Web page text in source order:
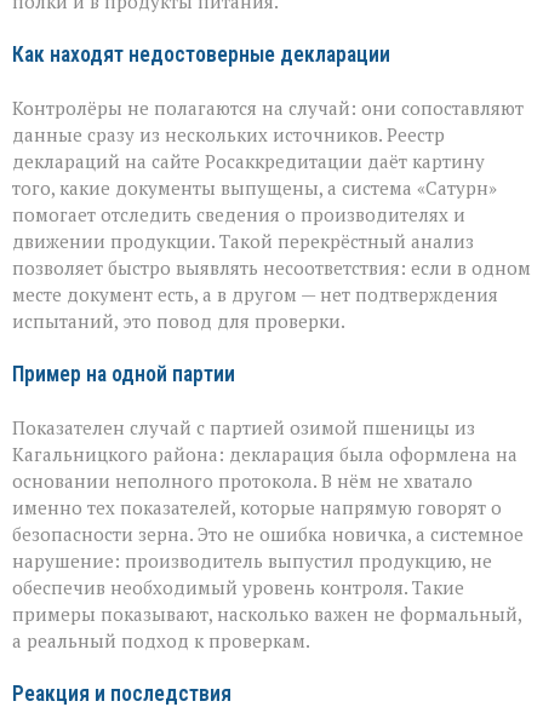
Как находят недостоверные декларации
Контролёры не полагаются на случай: они сопоставляют
данные сразу из нескольких источников. Реестр
деклараций на сайте Росаккредитации даёт картину
того, какие документы выпущены, а система «Сатурн»
помогает отследить сведения о производителях и
движении продукции. Такой перекрёстный анализ
позволяет быстро выявлять несоответствия: если в одном
месте документ есть, а в другом — нет подтверждения
испытаний, это повод для проверки.
Пример на одной партии
Показателен случай с партией озимой пшеницы из
Кагальницкого района: декларация была оформлена на
основании неполного протокола. В нём не хватало
именно тех показателей, которые напрямую говорят о
безопасности зерна. Это не ошибка новичка, а системное
нарушение: производитель выпустил продукцию, не
обеспечив необходимый уровень контроля. Такие
примеры показывают, насколько важен не формальный,
а реальный подход к проверкам.
Реакция и последствия